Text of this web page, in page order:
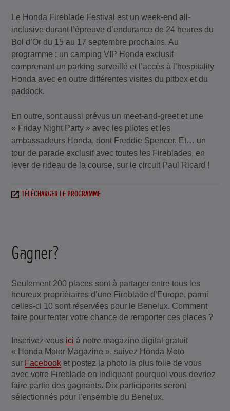
Le Honda Fireblade Festival est un week-end all-
inclusive durant l’épreuve d’endurance de 24 heures du
Bol d’Or du 15 au 17 septembre prochains. Au
programme : un camping VIP Honda exclusif
comprenant un parking surveillé et l’accès à l’hospitality
Honda avec en outre différentes visites du pitbox et du
paddock.
En outre, sont aussi prévus un meet-and-greet et une
« Friday Night Party » avec les pilotes et les
ambassadeurs Honda, dont Freddie Spencer. Et… un
tour de parade exclusif avec toutes les Fireblades, en
lever de rideau de la course, sur le circuit Paul Ricard !
TÉLÉCHARGER LE PROGRAMME
Gagner?
Seulement 200 places sont à partager entre tous les
heureux propriétaires d’une Fireblade d’Europe, parmi
celles-ci 10 sont réservées pour le Benelux. Comment
faire pour tenter votre chance de remporter ces places ?
Inscrivez-vous ici à notre magazine digital gratuit
« Honda Motor Magazine », suivez Honda Moto
sur Facebook et postez la photo la plus folle de vous
avec votre Fireblade en indiquant pourquoi vous devriez
faire partie des gagnants. Dix participants seront
sélectionnés pour l’ensemble du Benelux.